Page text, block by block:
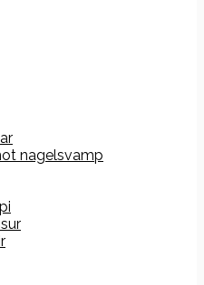
nagelsvamp